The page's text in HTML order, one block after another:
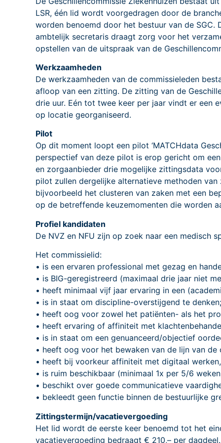
LSR, één lid wordt voorgedragen door de
worden benoemd door het bestuur van de
ambtelijk secretaris draagt zorg voor het
opstellen van de uitspraak van de
Werkzaamheden
De werkzaamheden van de commissieleden
afloop van een zitting. De zitting van de
drie uur. Eén tot twee keer per jaar vindt er een
op locatie georganiseerd.
Pilot
Op dit moment loopt een pilot ‘MATCHdata
perspectief van deze pilot is erop gericht om
en zorgaanbieder drie mogelijke zittingsdata
pilot zullen dergelijke alternatieve methoden
bijvoorbeeld het clusteren van zaken met een
op de betreffende keuzemomenten die worden
Profiel kandidaten
De NVZ en NFU zijn op zoek naar een medisch
Het commissielid:
• is een ervaren professional met gezag en
• is BIG-geregistreerd (maximaal drie jaar niet
• heeft minimaal vijf jaar ervaring in een
• is in staat om discipline-overstijgend te denken;
• heeft oog voor zowel het patiënten- als het
• heeft ervaring of affiniteit met
• is in staat om een genuanceerd/objectief
• heeft oog voor het bewaken van de lijn van de
• heeft bij voorkeur affiniteit met digitaal
• is ruim beschikbaar (minimaal 1x per 5/6
• beschikt over goede communicatieve
• bekleedt geen functie binnen de bestuurlijke
Zittingstermijn/vacatievergoeding
Het lid wordt de eerste keer benoemd tot het
vacatievergoeding bedraagt € 210,– per